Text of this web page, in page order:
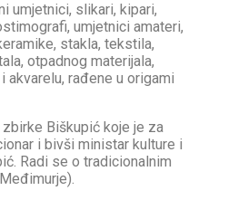
umjetnici, slikari, kipari,
umjetnici amateri,
stakla, tekstila,
otpadnog materijala,
akvarelu, rađene u origami
Biškupić koje je za
i bivši ministar kulture i
Radi se o tradicionalnim